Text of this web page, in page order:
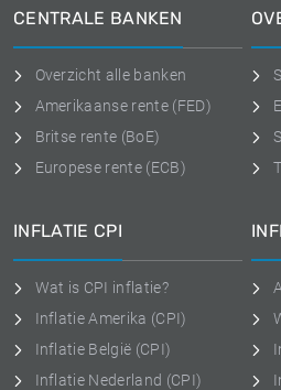
CENTRALE BANKEN
Overzicht alle banken
Amerikaanse rente (FED)
Britse rente (BoE)
Europese rente (ECB)
INFLATIE CPI
Wat is CPI inflatie?
Inflatie Amerika (CPI)
Inflatie België (CPI)
Inflatie Nederland (CPI)